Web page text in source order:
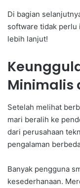
Di bagian
software tidak perlu
lebih lanjut!
Minimalis
Setelah melihat
mari beralih ke
dari perusahaan
pengalaman
Banyak pengguna
kesederhanaan.